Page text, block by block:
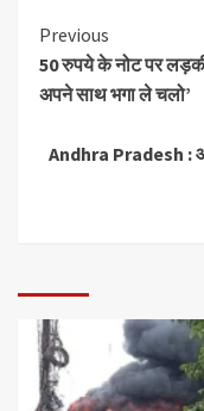
Previous
50 रुपये के नोट पर
अपने साथ भगा ले चलो’
Andhra Pradesh :